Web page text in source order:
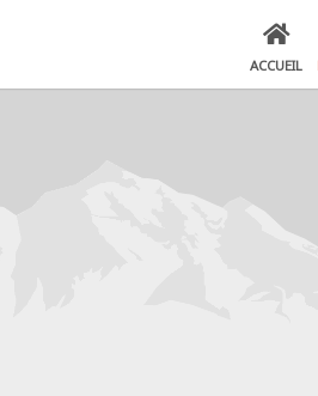
ACCUEIL